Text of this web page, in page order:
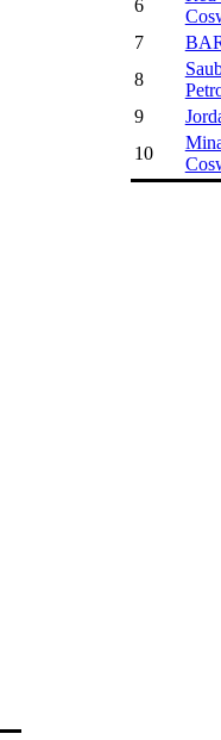
6
7
8
9
10